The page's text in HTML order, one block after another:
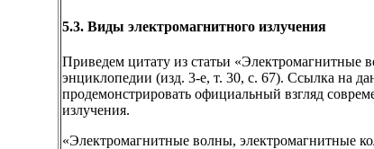
5.3. Виды электромагнитного излучения
Приведем цитату из статьи
энциклопедии (изд. 3-е, т. 30, с. 67). Ссылка на
продемонстрировать официальный взгляд
излучения.
«Электромагнитные волны, электромагнитные